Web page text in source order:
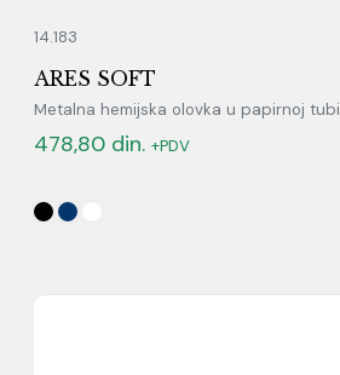
14.183
ARES SOFT
Metalna hemijska olovka u papirnoj tubi
478,80 din. +PDV